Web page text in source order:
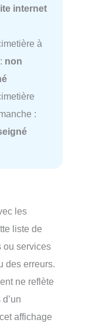
internet
à
non
:
les
liste de
ou services
des erreurs.
ne reflète
affichage